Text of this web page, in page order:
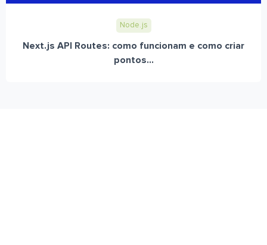
Node.js
Next.js API Routes: como funcionam e como criar
pontos...